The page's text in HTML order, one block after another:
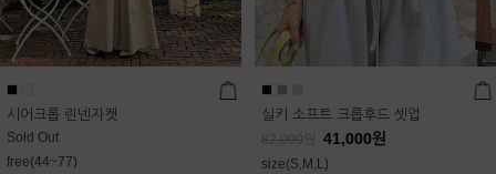
시어크롭 린넨자켓
Sold Out
free(44~77)
실키 소프트 크롭후드 셋업
82,000 41,000원
size(S,M,L)